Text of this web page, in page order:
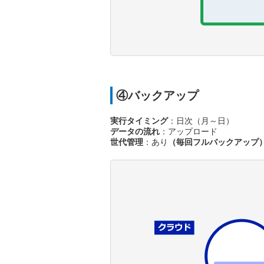
④バックアップ
実行タイミング：日次（月～日）
データの流れ ：アップロード
世代管理 ：あり （毎回フルバックアップ